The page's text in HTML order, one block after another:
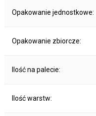
Opakowanie jednostkowe:
Opakowanie zbiorcze:
Ilość na palecie:
Ilość warstw: